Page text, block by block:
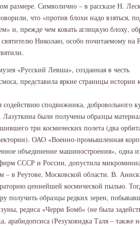
размере. Символично – в рассказе Н.
что «против блохи надо взяться,
и, прежде чем ковать аглицкую блоху,
Николаю, особо почитаемому на
«Русский Левша», созданная в честь
представила яркие страницы истории
содействию сподвижника, добровольного
Лазуткина были получены образцы
три космических полета (два
ОАО «Военно-промышленная
объединение машиностроения», одна
СССР и России, допустила
– в Реутове, Московской области. В.
ценнейшей космической пылью.
получить образцы редких зерен,
редиса «Черри Бомб» (не была
арабидопсиса (Резуховидка Таля – также